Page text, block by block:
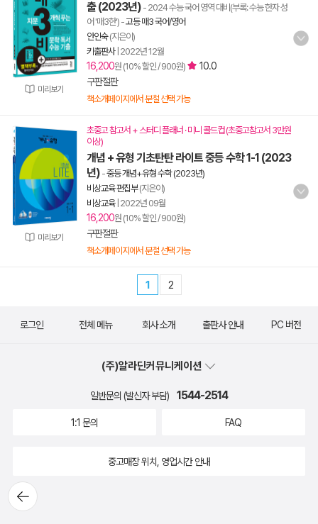
미리보기
출 (2023년) - 2024 수능 국어 영역 대비(부록: 수능 한자 성
어 '매3한') -고등 매3 국어/영어
안인숙(지은이)
키출판사| 2022년 12월
16,200원 (10% 할인 / 900원)
10.0
구판절판
책소개페이지에서 분철 선택 가능
미리보기
초중고 참고서 + 스터디 플래너 · 미니 콜드컵 (초중고참고서 3만원
이상)
개념 + 유형 기초탄탄 라이트 중등 수학 1-1 (2023
년) -중등 개념+유형 수학 (2023년)
비상교육 편집부(지은이)
비상교육| 2022년 09월
16,200원 (10% 할인 / 900원)
구판절판
책소개페이지에서 분철 선택 가능
1 2
뒤로가
기
로그인 전체 메뉴 회사 소개 출판사 안내 PC 버전
(주)알라딘커뮤니케이션
일반문의 (발신자 부담) 1544-2514
1:1 문의 FAQ
중고매장 위치, 영업시간 안내